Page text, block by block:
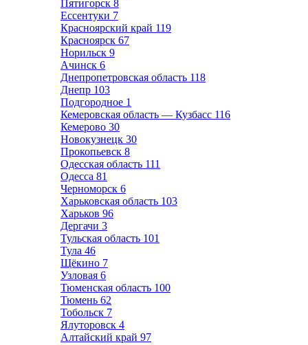
Пятигорск 8
Ессентуки 7
Красноярский край 119
Красноярск 67
Норильск 9
Ачинск 6
Днепропетровская область 118
Днепр 103
Подгородное 1
Кемеровская область — Кузбасс 116
Кемерово 30
Новокузнецк 30
Прокопьевск 8
Одесская область 111
Одесса 81
Черноморск 6
Харьковская область 103
Харьков 96
Дергачи 3
Тульская область 101
Тула 46
Щёкино 7
Узловая 6
Тюменская область 100
Тюмень 62
Тобольск 7
Ялуторовск 4
Алтайский край 97